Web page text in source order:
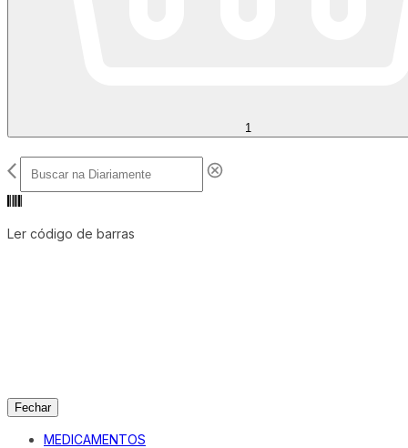
1
Ler código de barras
Fechar
MEDICAMENTOS